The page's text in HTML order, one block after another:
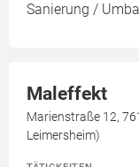
Sanierung /
Maleffekt
Marienstraße 12,
Leimersheim)